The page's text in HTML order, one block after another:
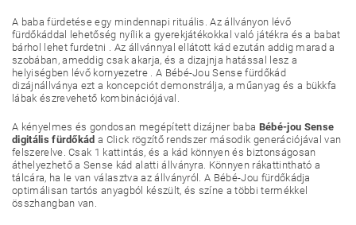
A baba fürdetése egy mindennapi rituális. Az állványon lévő
fürdőkáddal lehetőség nyílik a gyerekjátékokkal való játékra és a babat
bárhol lehet furdetni . Az állvánnyal ellátott kád ezután addig marad a
szobában, ameddig csak akarja, és a dizajnja hatással lesz a
helyiségben lévő kornyezetre . A Bébé-Jou Sense fürdőkád
dizájnállványa ezt a koncepciót demonstrálja, a műanyag és a bükkfa
lábak észrevehető kombinációjával.
A kényelmes és gondosan megépített dizájner baba Bébé-jou Sense
digitális fürdőkád a Click rögzítő rendszer második generációjával van
felszerelve. Csak 1 kattintás, és a kád könnyen és biztonságosan
áthelyezhető a Sense kád alatti állványra. Könnyen rákattintható a
tálcára, ha le van választva az állványról. A Bébé-Jou fürdőkádja
optimálisan tartós anyagból készült, és színe a többi termékkel
összhangban van.